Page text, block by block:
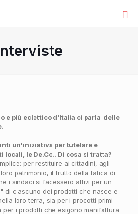
e più eclettico d'Italia ci parla delle
un'iniziativa per tutelare e
locali, le De.Co.. Di cosa si tratta?
per restituire ai cittadini, agli
patrimonio, il frutto della fatica di
i sindaci si facessero attivi per un
di ciascuno dei prodotti che nasce e
loro terra, sia per i prodotti primi -
i prodotti che esigono manifattura